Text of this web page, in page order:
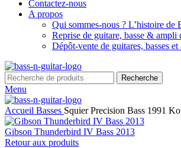
Contactez-nous
A propos
Qui sommes-nous ? L’histoire de
Reprise de guitare, basse & ampli
Dépôt-vente de guitares, basses et
Recherche
Menu
Accueil Basses Squier Precision Bass 1991
Gibson Thunderbird IV Bass 2013
Retour aux produits